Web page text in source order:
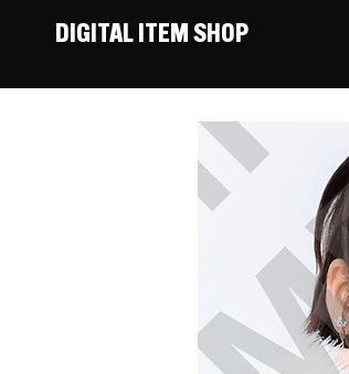
DIGITAL ITEM SHOP